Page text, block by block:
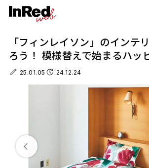
「フィンレイソン」のインテ
ろう！ 模様替えで始まるハッ
25.01.05 24.12.24